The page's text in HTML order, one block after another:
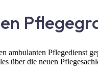
ambulanten Pflegedienst
über die neuen